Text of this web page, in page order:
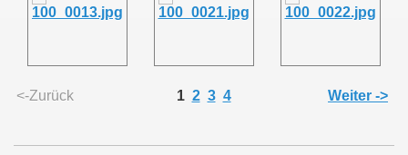
<-Zurück 1 2 3 4 Weiter ->